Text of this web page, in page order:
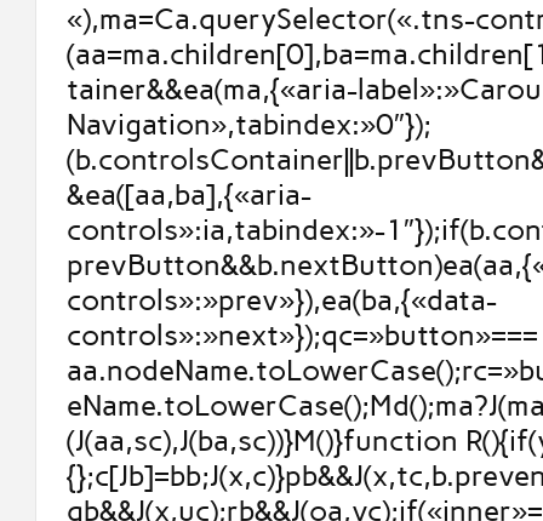
«),ma=Ca.querySelector(«.tns-
tainer&&ea(ma,{«aria-
Navigation»,tabindex:»0″});
&ea([aa,ba],{«aria-
controls»:ia,tabindex:»-
controls»:»prev»}),ea(ba,{«data-
controls»:»next»});qc=»button»===
(J(aa,sc),J(ba,sc))}M()}function